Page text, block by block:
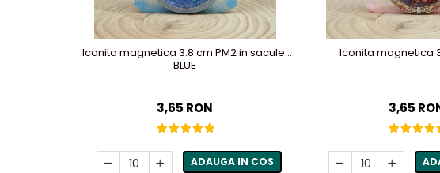
Iconita magnetica 3.8 cm PM2 in saculet
BLUE
3,65 RON
ADAUGA IN COS
Iconita magnetica
3,65